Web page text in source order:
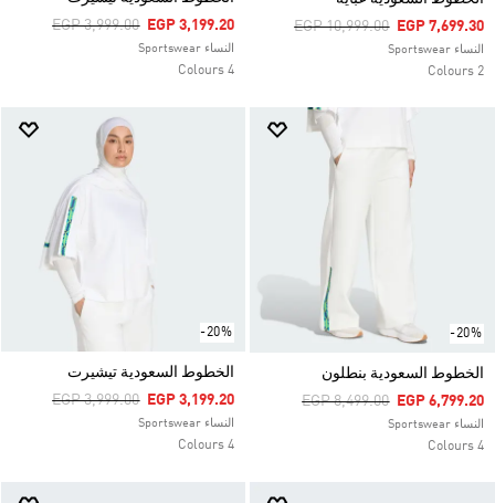
Price Reduced From
EGP 10,999.00ToEGP 7,699.30
النساء Sportswear
2 Colours
Price Reduced From
EGP 3,999.00ToEGP 3,199.20
النساء Sportswear
4 Colours
-20%
الخطوط السعودية بنطلون
Price Reduced From
EGP 8,499.00ToEGP 6,799.20
النساء Sportswear
4 Colours
-20%
الخطوط السعودية تيشيرت
Price Reduced From
EGP 3,999.00ToEGP 3,199.20
النساء Sportswear
4 Colours